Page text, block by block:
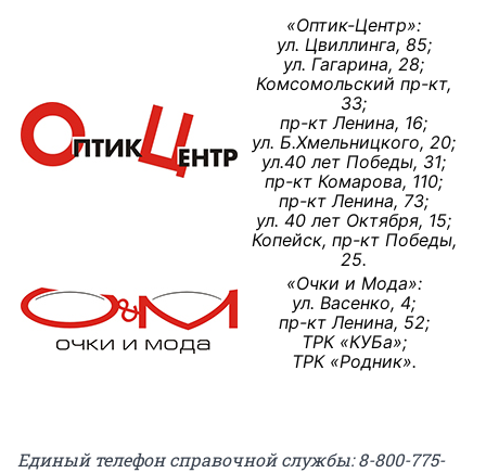
«Оптик-Центр»:
ул. Цвиллинга, 85;
ул. Гагарина, 28;
Комсомольский пр-кт,
33;
пр-кт Ленина, 16;
ул. Б.Хмельницкого, 20;
ул.40 лет Победы, 31;
пр-кт Комарова, 110;
пр-кт Ленина, 73;
ул. 40 лет Октября, 15;
Копейск, пр-кт Победы,
25.
«Очки и Мода»:
ул. Васенко, 4;
пр-кт Ленина, 52;
ТРК «КУБа»;
ТРК «Родник».
Единый телефон справочной службы: 8-800-775-